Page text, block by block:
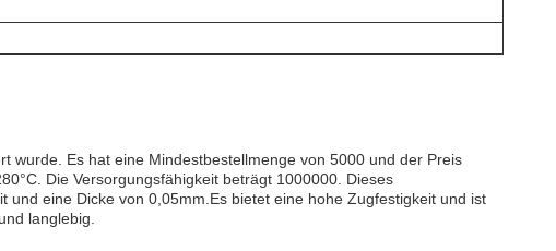
wurde. Es hat eine Mindestbestellmenge von 5000 und der Preis
Die Versorgungsfähigkeit beträgt 1000000. Dieses
eine Dicke von 0,05mm.Es bietet eine hohe Zugfestigkeit und ist
langlebig.